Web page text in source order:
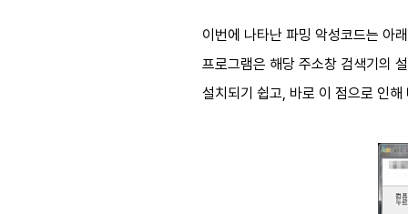
이번에 나타난 파밍 악성코드는 아
프로그램은 해당 주소창 검색기의
설치되기 쉽고, 바로 이 점으로 인